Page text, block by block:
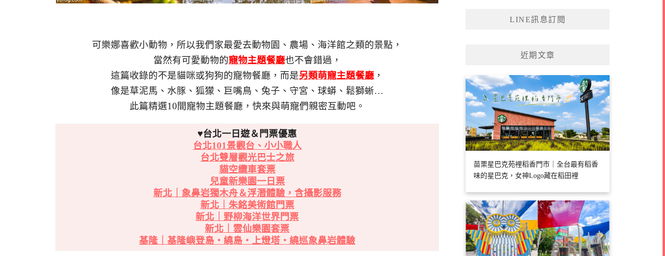
可樂娜喜歡小動物，所以我們家最愛去動物園、農場、海洋館之類的景點，
當然有可愛動物的寵物主題餐廳也不會錯過，
這篇收錄的不是貓咪或狗狗的寵物餐廳，而是另類萌寵主題餐廳 ，
像是草泥馬、水豚、狐獴、巨嘴鳥、兔子、守宮、球蟒、鬆獅蜥…
此篇精選10間寵物主題餐廳，快來與萌寵們親密互動吧。
♥台北一日遊＆門票優惠
台北101景觀台、小小職人
台北雙層觀光巴士之旅
貓空纜車套票
兒童新樂園一日票
新北｜象鼻岩獨木舟＆浮潛體驗，含攝影服務
新北｜朱銘美術館門票
新北｜野柳海洋世界門票
新北｜雲仙樂園套票
基隆｜基隆嶼登島・繞島・上燈塔・繞巡象鼻岩體驗
LINE訊息訂閱
近期文章
苗栗星巴克苑裡稻香門市｜全台最有稻香
味的星巴克，女神Logo藏在稻田裡